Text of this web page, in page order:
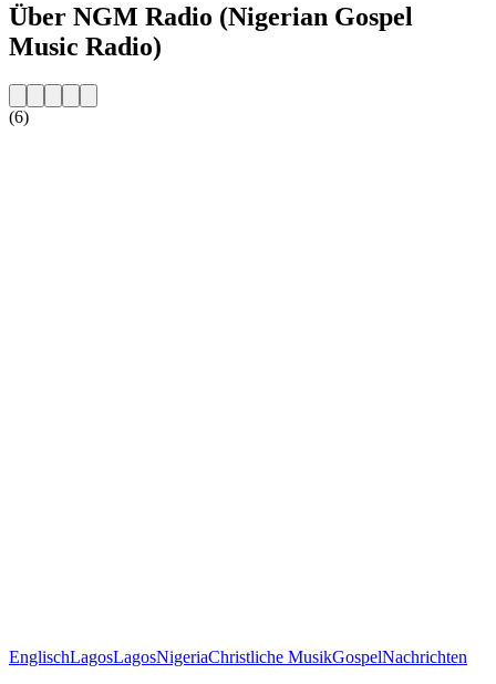
Über NGM Radio (Nigerian Gospel
Music Radio)
(6)
EnglischLagosLagosNigeriaChristliche MusikGospelNachrichten